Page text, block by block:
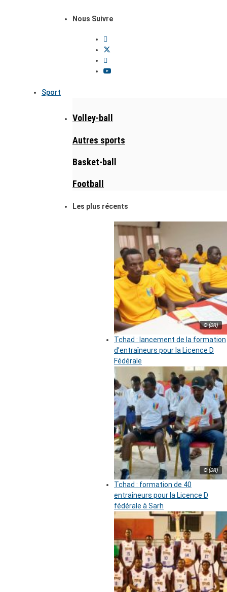
Nous Suivre
Sport
Volley-ball
Autres sports
Basket-ball
Football
Les plus récents
© (DR)
Tchad : lancement de la formation
d’entraîneurs pour la Licence D
Fédérale
© (DR)
Tchad : formation de 40
entraîneurs pour la Licence D
fédérale à Sarh